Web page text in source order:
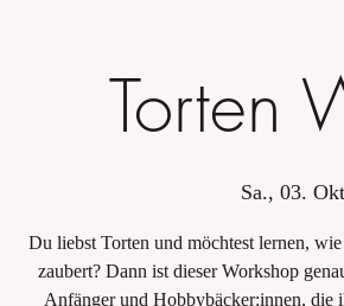
Torten
Sa., 03.
Du liebst Torten und möchtest lernen,
zaubert? Dann ist dieser Workshop
Anfänger und Hobbybäcker:innen, die